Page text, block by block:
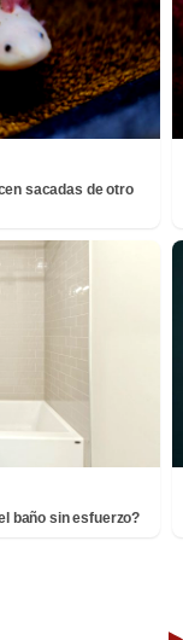
sacadas de otro
baño sin esfuerzo?